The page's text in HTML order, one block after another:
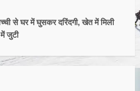
से घर में घुसकर दरिंदगी, खेत में मिली
जुटी